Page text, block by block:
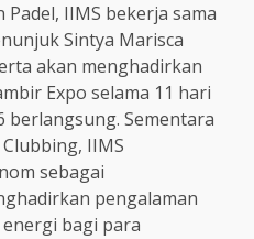
IIMS bekerja sama
Sintya Marisca
akan menghadirkan
Expo selama 11 hari
berlangsung. Sementara
IIMS
sebagai
pengalaman
bagi para